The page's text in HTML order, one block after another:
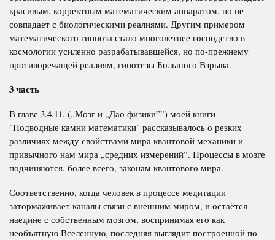
красивым, корректным математическим аппаратом, но не
совпадает с биологическими реалиями. Другим примером
математического гипноза стало многолетнее господство в
космологии усиленно разрабатывавшейся, но по-прежнему
противоречащей реалиям, гипотезы Большого Взрыва.
3 часть
В главе 3.4.11. („Мозг и „Дао физики””) моей книги
"Подводные камни математики" рассказывалось о резких
различиях между свойствами мира квантовой механики и
привычного нам мира „средних измерений”. Процессы в мозге
подчиняются, более всего, законам квантового мира.
Соответственно, когда человек в процессе медитации
затормаживает каналы связи с внешним миром, и остаётся
наедине с собственным мозгом, воспринимая его как
необъятную Вселенную, последняя выглядит построенной по